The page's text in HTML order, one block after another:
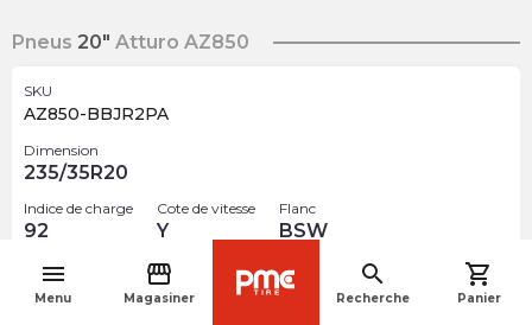
menu
Menu
storefront
Magasiner
search
Recherche
shopping_cart
Panier
Pneus 20" Atturo AZ850
SKU
AZ850-BBJR2PA
Dimension
235/35R20
Indice de charge
92
Cote de vitesse
Y
Flanc
BSW
170.55
Rupture de stock
arrow_forward
navigate_before